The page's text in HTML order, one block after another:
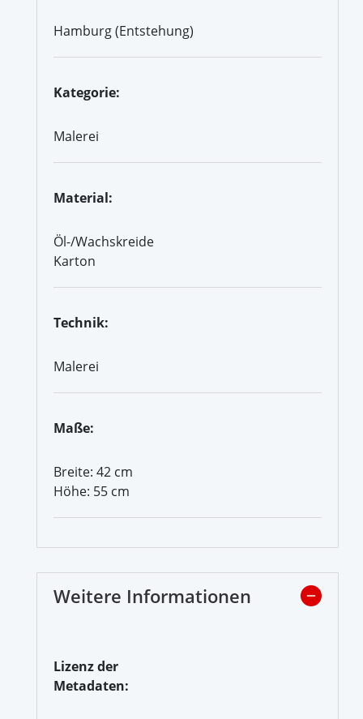
Hamburg (Entstehung)
Kategorie:
Malerei
Material:
Öl-/Wachskreide
Karton
Technik:
Malerei
Maße:
Breite: 42 cm
Höhe: 55 cm
Weitere Informationen
Lizenz der
Metadaten: